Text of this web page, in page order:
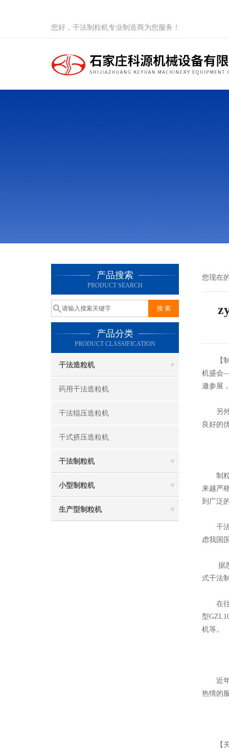
您好，干法制粒机专业制造商为您服务！
产品搜索
PRODUCT SEARCH
产品分类
PRODUCT CLASSIFICATION
干法造粒机
药用干法造粒机
干法辊压造粒机
干式挤压造粒机
干法制粒机
小型制粒机
生产型制粒机
您现在
【制药
机盛会
邀参展
另外
良好的
制粒
来越严
到广泛
干法
虑我国
据悉
式干法
在往
型
机等。
近年
热情的
【关